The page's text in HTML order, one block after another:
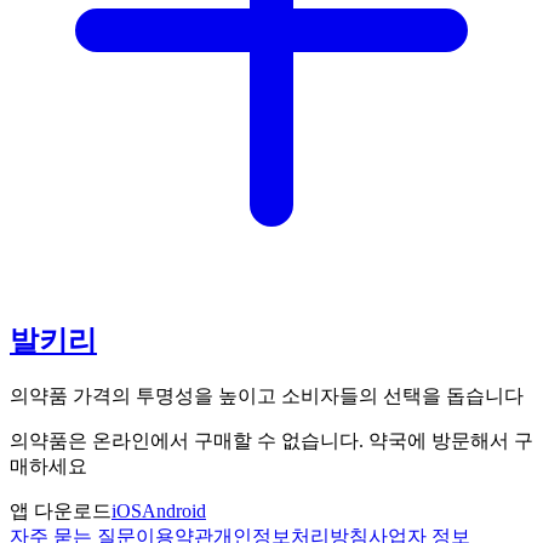
발키리
의약품 가격의 투명성을 높이고 소비자들의 선택을 돕습니다
의약품은 온라인에서 구매할 수 없습니다. 약국에 방문해서 구
매하세요
앱 다운로드iOSAndroid
자주 묻는 질문이용약관개인정보처리방침사업자 정보